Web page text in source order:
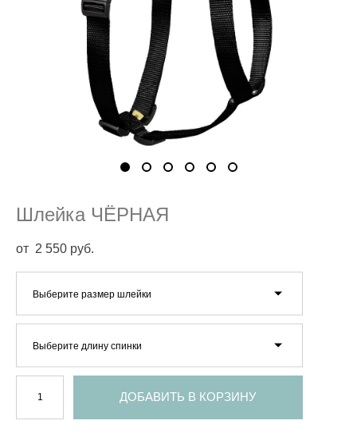
Шлейка ЧЁРНАЯ
от 2 550 pуб.
Выберите размер шлейки
Выберите длину спинки
ДОБАВИТЬ В КОРЗИНУ